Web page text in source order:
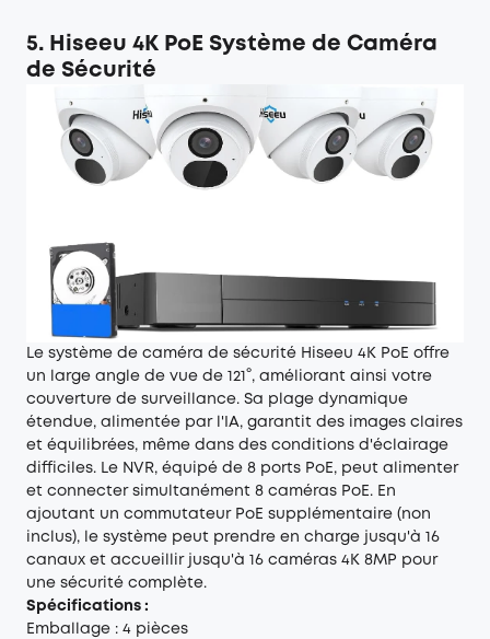
5. Hiseeu 4K PoE Système de Caméra
de Sécurité
Le système de caméra de sécurité Hiseeu 4K PoE offre
un large angle de vue de 121°, améliorant ainsi votre
couverture de surveillance. Sa plage dynamique
étendue, alimentée par l'IA, garantit des images claires
et équilibrées, même dans des conditions d'éclairage
difficiles. Le NVR, équipé de 8 ports PoE, peut alimenter
et connecter simultanément 8 caméras PoE. En
ajoutant un commutateur PoE supplémentaire (non
inclus), le système peut prendre en charge jusqu'à 16
canaux et accueillir jusqu'à 16 caméras 4K 8MP pour
une sécurité complète.
Spécifications :
Emballage : 4 pièces